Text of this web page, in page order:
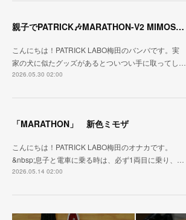
親子でPATRICK🎶MARATHON-V2 MIMOSA・BOUQUE
こんにちは！PATRICK LABO梅田のバンバです。実
家の犬に似たグッズがあるとついつい手に取ってし…
2026.05.30 02:00
「MARATHON」 新色ミモザ
こんにちは！PATRICK LABO梅田のオナカです。
&nbsp;息子と電車に乗る時は、必ず1両目に乗り、…
2026.05.14 02:00